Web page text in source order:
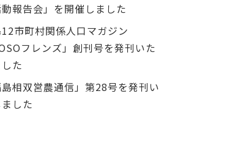
報告会」を開催しました
市町村関係人口マガジン
フレンズ」創刊号を発刊いた
た
島相双営農通信」第28号を発刊い
した